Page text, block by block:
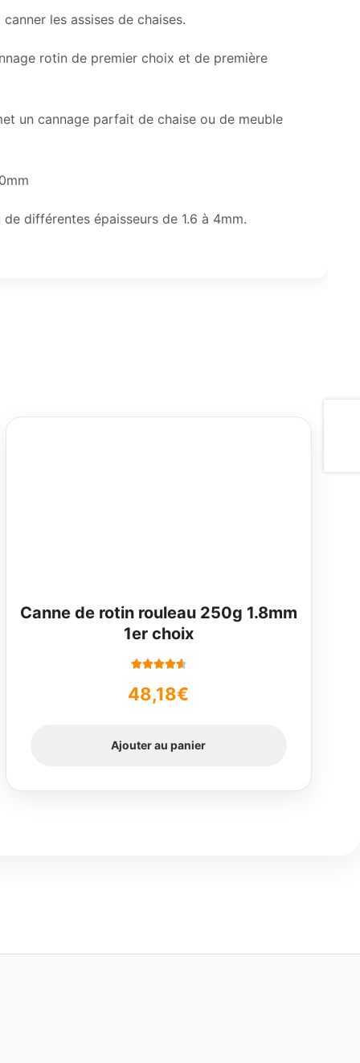
les assises de chaises.
rotin de premier choix et de première
un cannage parfait de chaise ou de meuble
différentes épaisseurs de 1.6 à 4mm.
Canne de rotin rouleau 250g 1.8mm
1er choix
sur 5
48,18€
Ajouter au panier